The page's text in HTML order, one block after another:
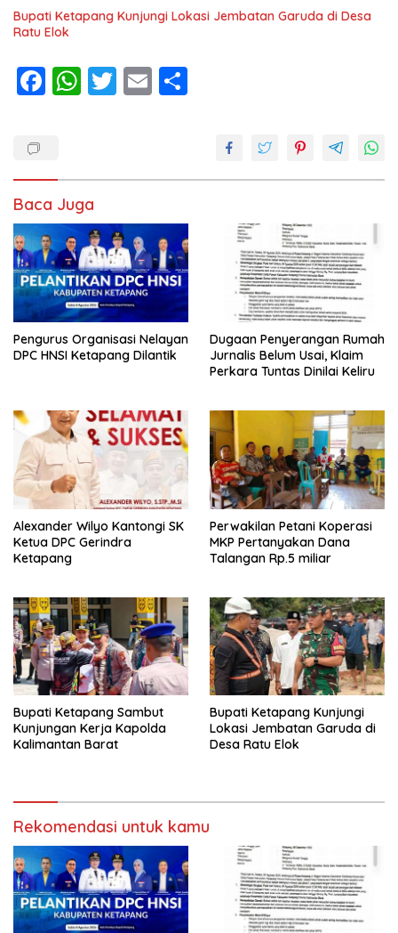
Bupati Ketapang Kunjungi Lokasi Jembatan Garuda di Desa
Ratu Elok
F
o
o
k
W
A
p
p
T E
Baca Juga
Pengurus Organisasi Nelayan
DPC HNSI Ketapang Dilantik
Dugaan Penyerangan Rumah
Jurnalis Belum Usai, Klaim
Perkara Tuntas Dinilai Keliru
Alexander Wilyo Kantongi SK
Ketua DPC Gerindra
Ketapang
Perwakilan Petani Koperasi
MKP Pertanyakan Dana
Talangan Rp.5 miliar
Bupati Ketapang Sambut
Kunjungan Kerja Kapolda
Kalimantan Barat
Bupati Ketapang Kunjungi
Lokasi Jembatan Garuda di
Desa Ratu Elok
Rekomendasi untuk kamu